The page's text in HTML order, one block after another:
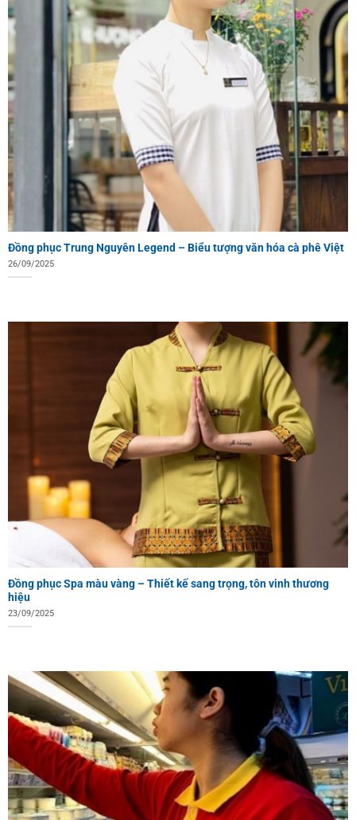
Đồng phục Trung Nguyên Legend – Biểu tượng văn hóa cà phê Việt
26/09/2025
Đồng phục Spa màu vàng – Thiết kế sang trọng, tôn vinh thương
hiệu
23/09/2025